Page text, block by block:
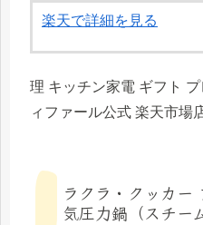
楽天で詳細を見る
理 キッチン家電 ギフト
ィファール公式 楽天市場
ラクラ・クッカー
気圧力鍋（スチー